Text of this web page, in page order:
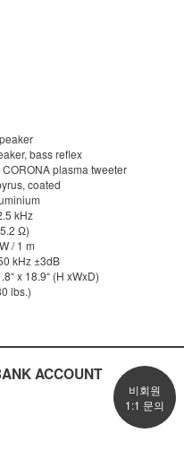
bass reflex
CORONA plasma tweeter
coated
kHz
Ω)
/ 1 m
kHz ±3dB
x 18.9“ (H xWxD)
lbs.)
ACCOUNT
비회원
1:1 문의